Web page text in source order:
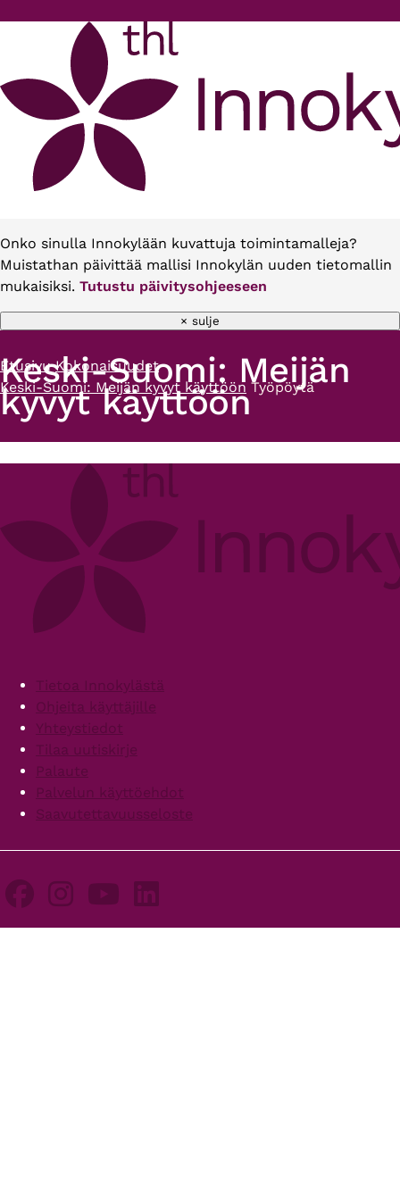
Onko sinulla Innokylään kuvattuja toimintamalleja?
Muistathan päivittää mallisi Innokylän uuden tietomallin
mukaisiksi. Tutustu päivitysohjeeseen
× sulje
Murupolku
Etusivu Kokonaisuudet
Keski-Suomi: Meijän kyvyt käyttöön Työpöytä
Keski-Suomi: Meijän
kyvyt käyttöön
Primary
tabs
FooterTietoa Innokylästä
Ohjeita käyttäjille
Yhteystiedot
Tilaa uutiskirje
Palaute
Palvelun käyttöehdot
Saavutettavuusseloste